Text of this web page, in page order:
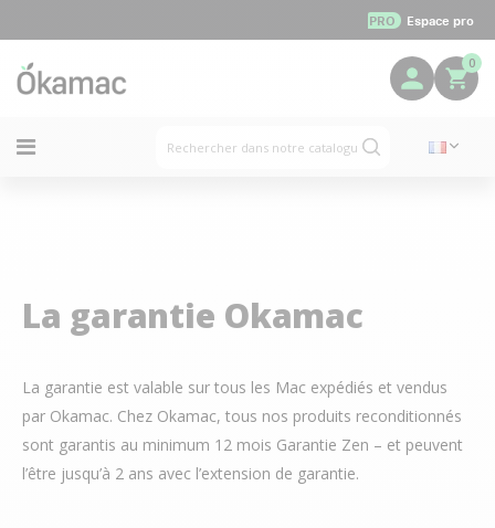
PRO Espace pro
0
La garantie Okamac
La garantie est valable sur tous les Mac expédiés et vendus
par Okamac. Chez Okamac, tous nos produits reconditionnés
sont garantis au minimum 12 mois Garantie Zen – et peuvent
l’être jusqu’à 2 ans avec l’extension de garantie.